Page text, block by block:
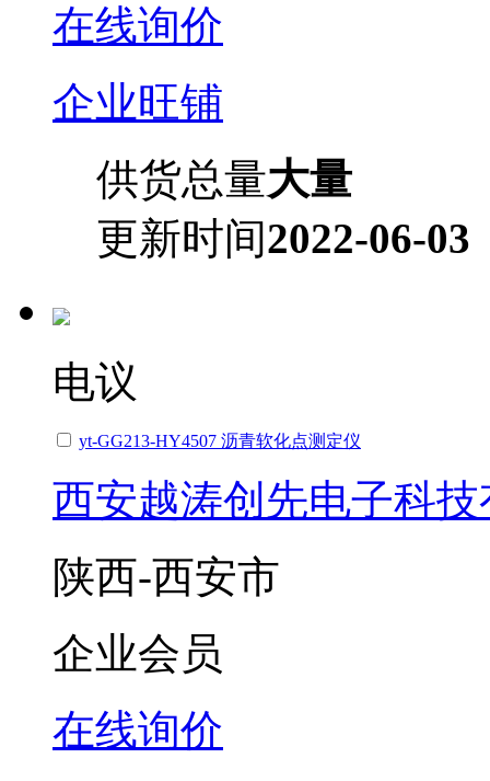
在线询价
企业旺铺
供货总量大量
更新时间2022-06-03
电议
yt-GG213-HY4507 沥青软化点测定仪
西安越涛创先电子科
陕西-西安市
企业会员
在线询价